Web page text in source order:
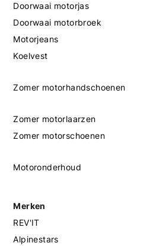
Doorwaai motorjas
Doorwaai motorbroek
Motorjeans
Koelvest
Zomer motorhandschoenen
Zomer motorlaarzen
Zomer motorschoenen
Motoronderhoud
Merken
REV'IT
Alpinestars